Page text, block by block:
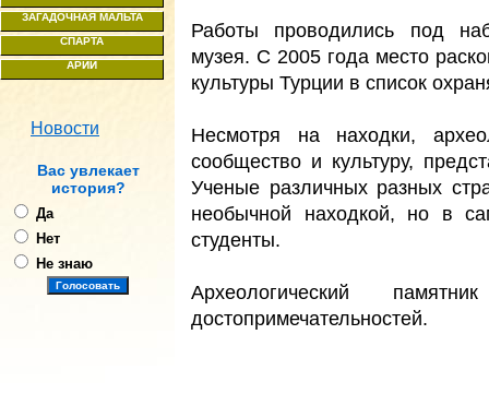
ЗАГАДОЧНАЯ МАЛЬТА
СПАРТА
АРИИ
Новости
Ваc увлекает
история?
Да
Нет
Не знаю
Работы проводились под
музея. С 2005 года место
культуры Турции в список
Несмотря на находки,
сообщество и культуру,
Ученые различных разных
необычной находкой, но в
студенты.
Археологический
достопримечательностей.